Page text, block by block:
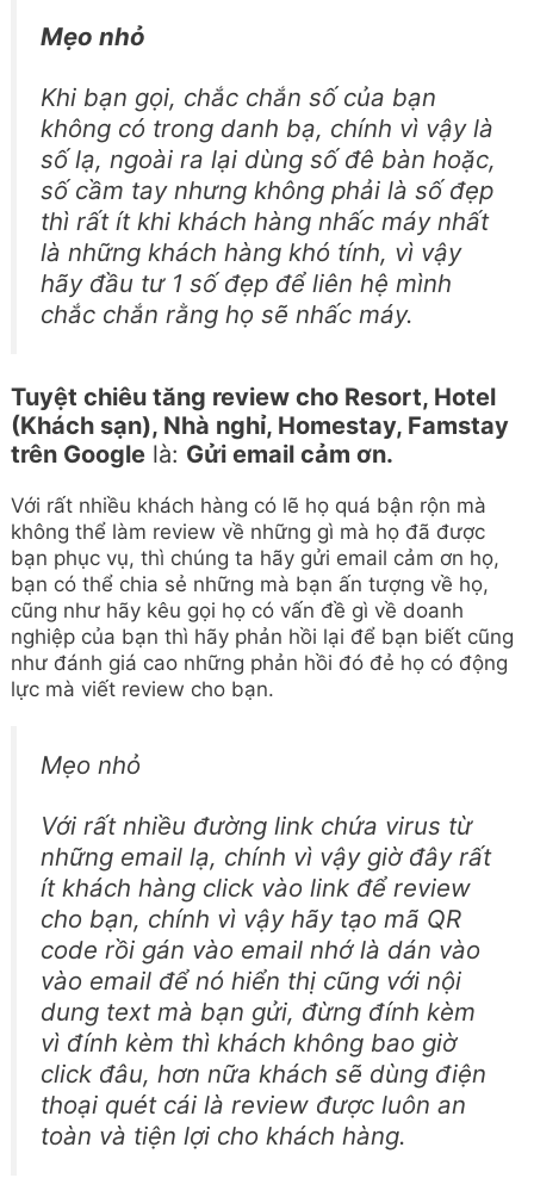
Mẹo nhỏ
Khi bạn gọi, chắc chắn số của bạn
không có trong danh bạ, chính vì vậy là
số lạ, ngoài ra lại dùng số đê bàn hoặc,
số cầm tay nhưng không phải là số đẹp
thì rất ít khi khách hàng nhấc máy nhất
là những khách hàng khó tính, vì vậy
hãy đầu tư 1 số đẹp để liên hệ mình
chắc chắn rằng họ sẽ nhấc máy.
Tuyệt chiêu tăng review cho Resort, Hotel
(Khách sạn), Nhà nghỉ, Homestay, Famstay
trên Google là: Gửi email cảm ơn.
Với rất nhiều khách hàng có lẽ họ quá bận rộn mà
không thể làm review về những gì mà họ đã được
bạn phục vụ, thì chúng ta hãy gửi email cảm ơn họ,
bạn có thể chia sẻ những mà bạn ấn tượng về họ,
cũng như hãy kêu gọi họ có vấn đề gì về doanh
nghiệp của bạn thì hãy phản hồi lại để bạn biết cũng
như đánh giá cao những phản hồi đó đẻ họ có động
lực mà viết review cho bạn.
Mẹo nhỏ
Với rất nhiều đường link chứa virus từ
những email lạ, chính vì vậy giờ đây rất
ít khách hàng click vào link để review
cho bạn, chính vì vậy hãy tạo mã QR
code rồi gán vào email nhớ là dán vào
vào email để nó hiển thị cũng với nội
dung text mà bạn gửi, đừng đính kèm
vì đính kèm thì khách không bao giờ
click đâu, hơn nữa khách sẽ dùng điện
thoại quét cái là review được luôn an
toàn và tiện lợi cho khách hàng.